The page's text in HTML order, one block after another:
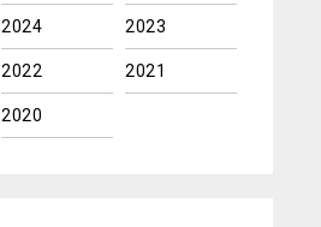
2024 2023
2022 2021
2020